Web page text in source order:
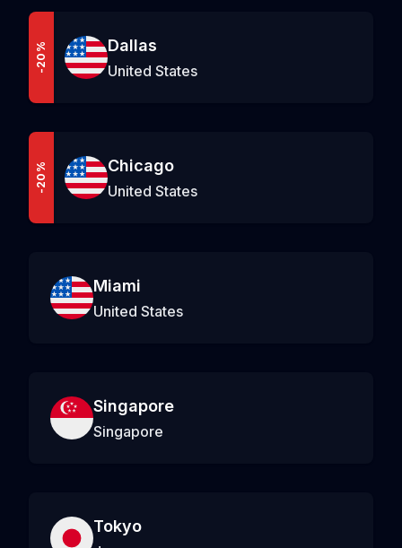
-20% Dallas
United States
-20% Chicago
United States
Miami
United States
Singapore
Singapore
Tokyo